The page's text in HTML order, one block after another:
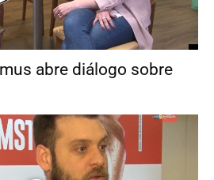
abre diálogo sobre